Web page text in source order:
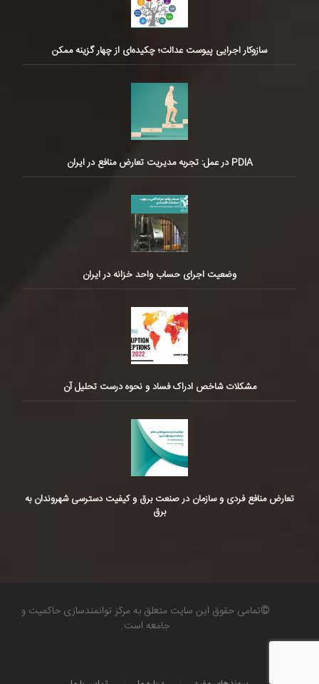
سازوکار اجرایی پیوست عدالت؛ چکیده‌ای از چهار گزینه ممکن
PDIA در عمل: تجربه مدیریت تعارض منافع در ایران
وضعیت اجرای حساب واحد خزانه در ایران
مشکلات شاخص ادراک فساد و نحوه درست تحلیل آن
تعارض منافع فردی و سازمان در صنعت برق و کیفیت دسترسی شهروندان به
برق
©تمامی حقوق این سایت متعلق به مرکز توانمندسازی حاکمیت و
جامعه است.